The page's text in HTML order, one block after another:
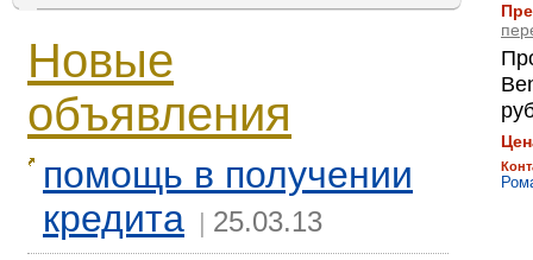
Новые
объявления
помощь в получении
кредита | 25.03.13